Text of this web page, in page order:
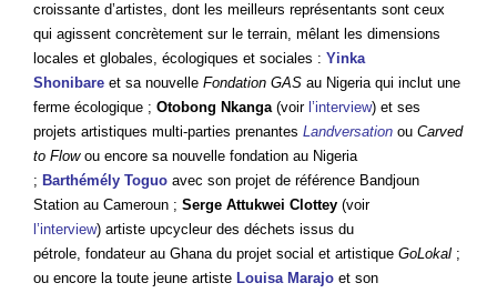
croissante d’artistes, dont les meilleurs représentants sont ceux
qui agissent concrètement sur le terrain, mêlant les dimensions
locales et globales, écologiques et sociales : Yinka
Shonibare et sa nouvelle Fondation GAS au Nigeria qui inclut une
ferme écologique ; Otobong Nkanga(voir l’interview) et ses
projets artistiques multi-parties prenantes Landversation ou Carved
to Flow ou encore sa nouvelle fondation au Nigeria
; Barthémély Toguo avec son projet de référence Bandjoun
Station au Cameroun ; Serge Attukwei Clottey (voir
l’interview) artiste upcycleur des déchets issus du
pétrole, fondateur au Ghana du projet social et artistique GoLokal ;
ou encore la toute jeune artiste Louisa Marajo et son